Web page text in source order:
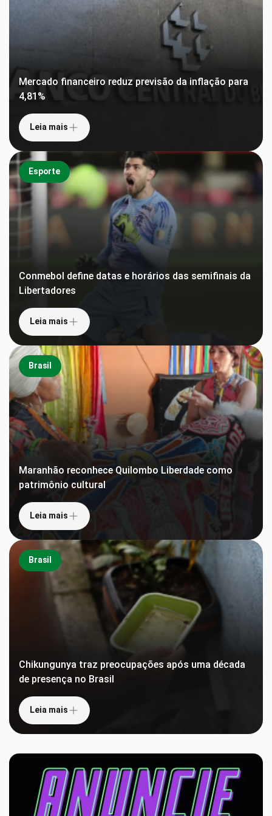
Mercado financeiro reduz previsão da inflação para
4,81%
Leia mais
Esporte
Conmebol define datas e horários das semifinais da
Libertadores
Leia mais
Brasil
Maranhão reconhece Quilombo Liberdade como
patrimônio cultural
Leia mais
Brasil
Chikungunya traz preocupações após uma década
de presença no Brasil
Leia mais